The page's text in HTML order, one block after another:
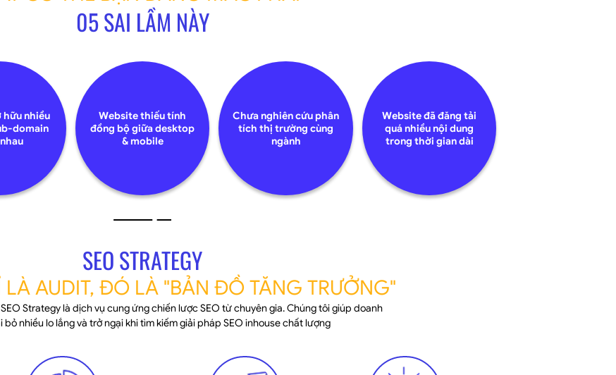
05 SAI LẦM NÀY
hữu nhiều
domain
Website thiếu tính
đồng bộ giữa desktop
& mobile
Chưa nghiên cứu phân
tích thị trường cùng
ngành
Website đã đăng tải
quá nhiều nội dung
trong thời gian dài
SEO STRATEGY
AUDIT, ĐÓ LÀ "BẢN ĐỒ TĂNG TRƯỞNG"
Strategy là dịch vụ cung ứng chiến lược SEO từ chuyên gia. Chúng tôi giúp doanh
bỏ nhiều lo lắng và trở ngại khi tìm kiếm giải pháp SEO inhouse chất lượng
CEO Trang Beauty
Liên hệ ngay